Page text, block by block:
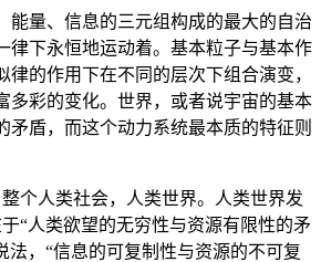
能量、信息的三元组构成的最大的自治
律下永恒地运动着。基本粒子与基本作
律的作用下在不同的层次下组合演变，
多彩的变化。世界，或者说宇宙的基本
矛盾，而这个动力系统最本质的特征则
个人类社会，人类世界。人类世界发
“人类欲望的无穷性与资源有限性的矛
法，“信息的可复制性与资源的不可复